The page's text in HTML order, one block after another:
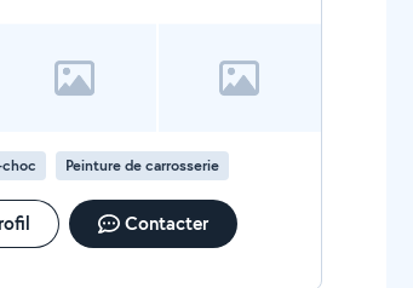
Peinture de carrosserie
Contacter